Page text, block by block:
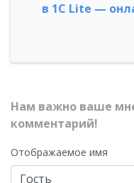
в 1С Lite —
Нам важно ваше
комментарий!
Отображаемое имя